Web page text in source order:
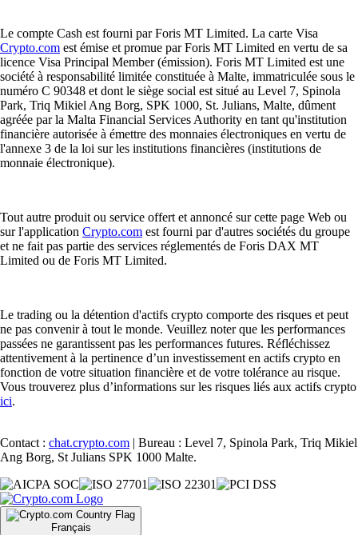
Le compte Cash est fourni par Foris MT Limited. La carte Visa
Crypto.com est émise et promue par Foris MT Limited en vertu de sa
licence Visa Principal Member (émission). Foris MT Limited est une
société à responsabilité limitée constituée à Malte, immatriculée sous le
numéro C 90348 et dont le siège social est situé au Level 7, Spinola
Park, Triq Mikiel Ang Borg, SPK 1000, St. Julians, Malte, dûment
agréée par la Malta Financial Services Authority en tant qu'institution
financière autorisée à émettre des monnaies électroniques en vertu de
l'annexe 3 de la loi sur les institutions financières (institutions de
monnaie électronique).
Tout autre produit ou service offert et annoncé sur cette page Web ou
sur l'application Crypto.com est fourni par d'autres sociétés du groupe
et ne fait pas partie des services réglementés de Foris DAX MT
Limited ou de Foris MT Limited.
Le trading ou la détention d'actifs crypto comporte des risques et peut
ne pas convenir à tout le monde. Veuillez noter que les performances
passées ne garantissent pas les performances futures. Réfléchissez
attentivement à la pertinence d’un investissement en actifs crypto en
fonction de votre situation financière et de votre tolérance au risque.
Vous trouverez plus d’informations sur les risques liés aux actifs crypto
ici.
Contact : chat.crypto.com | Bureau : Level 7, Spinola Park, Triq Mikiel
Ang Borg, St Julians SPK 1000 Malte.
Français